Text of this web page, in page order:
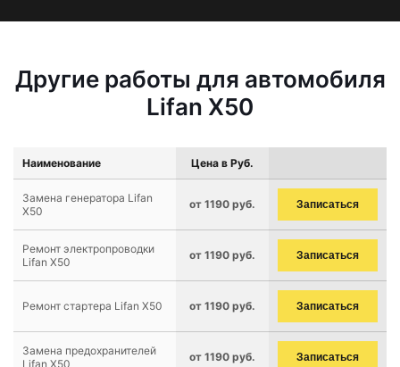
Другие работы для автомобиля
Lifan X50
Наименование Цена в Руб.
Замена генератора Lifan
X50
от 1190 руб. Записаться
Ремонт электропроводки
Lifan X50
от 1190 руб. Записаться
Ремонт стартера Lifan X50 от 1190 руб. Записаться
Замена предохранителей
Lifan X50
от 1190 руб. Записаться